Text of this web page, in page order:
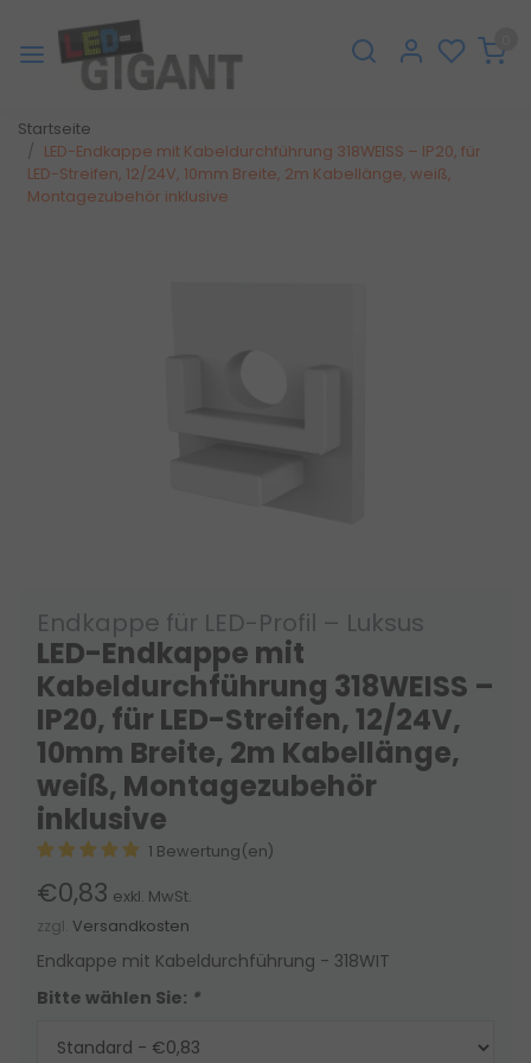
Startseite
LED-Endkappe mit Kabeldurchführung 318WEISS – IP20, für
LED-Streifen, 12/24V, 10mm Breite, 2m Kabellänge, weiß,
Montagezubehör inklusive
Endkappe für LED-Profil – Luksus
LED-Endkappe mit
Kabeldurchführung 318WEISS –
IP20, für LED-Streifen, 12/24V,
10mm Breite, 2m Kabellänge,
weiß, Montagezubehör
inklusive
1 Bewertung(en)
€0,83 exkl. MwSt.
zzgl. Versandkosten
Endkappe mit Kabeldurchführung - 318WIT
Bitte wählen Sie: *